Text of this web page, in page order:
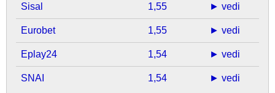
Sisal 1,55 ► vedi
Eurobet 1,55 ► vedi
Eplay24 1,54 ► vedi
SNAI 1,54 ► vedi